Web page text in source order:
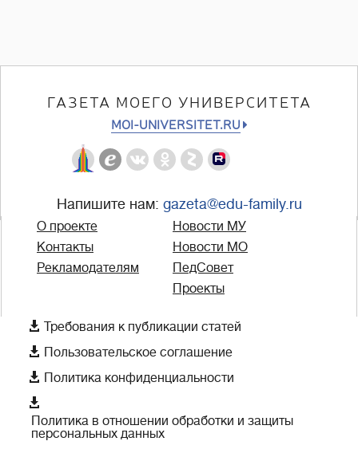
ГАЗЕТА МОЕГО УНИВЕРСИТЕТА
MOI-UNIVERSITET.RU
Напишите нам: gazeta@edu-family.ru
О проекте
Контакты
Рекламодателям
Новости МУ
Новости МО
ПедСовет
Проекты
 Требования к публикации статей
 Пользовательское соглашение
 Политика конфиденциальности

Политика в отношении обработки и защиты
персональных данных